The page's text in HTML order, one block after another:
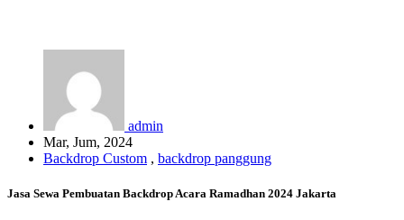
admin
Mar, Jum, 2024
Backdrop Custom , backdrop panggung
Jasa Sewa Pembuatan Backdrop Acara Ramadhan 2024 Jakarta